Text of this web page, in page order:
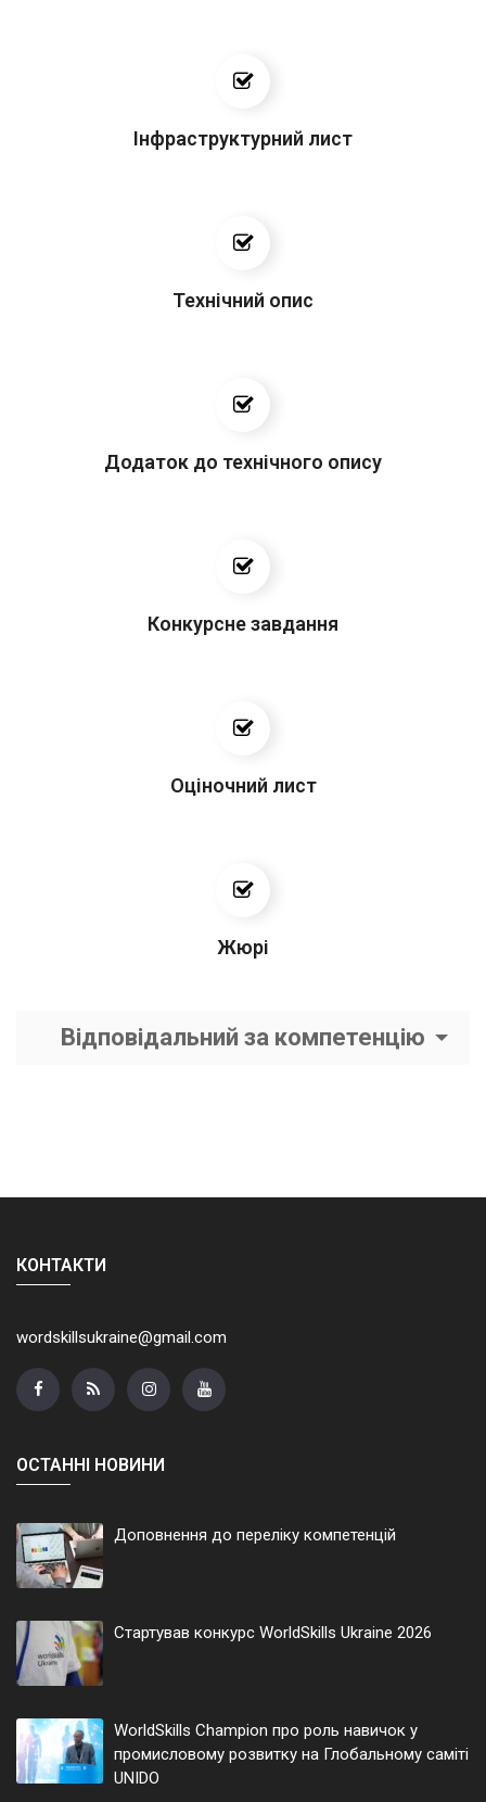
Інфраструктурний лист
Технічний опис
Додаток до технічного опису
Конкурсне завдання
Оціночний лист
Жюрі
Відповідальний за компетенцію
КОНТАКТИ
wordskillsukraine@gmail.com
ОСТАННІ НОВИНИ
Доповнення до переліку компетенцій
Стартував конкурс WorldSkills Ukraine 2026
WorldSkills Champion про роль навичок у
промисловому розвитку на Глобальному саміті
UNIDO